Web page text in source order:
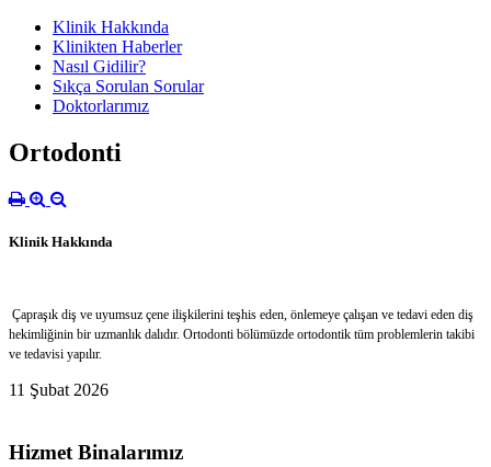
Klinik Hakkında
Klinikten Haberler
Nasıl Gidilir?
Sıkça Sorulan Sorular
Doktorlarımız
Ortodonti
Klinik Hakkında
Çapraşık diş ve uyumsuz çene ilişkilerini teşhis eden, önlemeye çalışan ve tedavi eden diş
hekimliğinin bir uzmanlık dalıdır. Ortodonti bölümüzde ortodontik tüm problemlerin takibi
ve tedavisi yapılır.
11 Şubat 2026
Hizmet Binalarımız